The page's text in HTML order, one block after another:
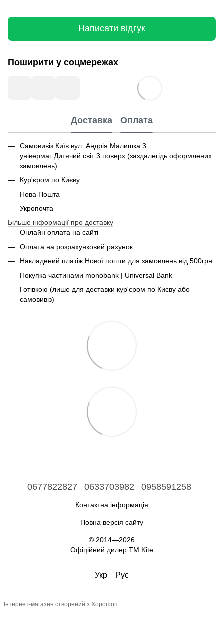
Написати відгук
Поширити у соцмережах
Доставка Оплата
Самовивіз Київ вул. Андрія Малишка 3
універмаг Дитячий світ 3 поверх (заздалегідь оформлених
замовлень)
Кур'єром по Києву
Нова Пошта
Укропочта
Більше інформації про доставку
Онлайн оплата на сайті
Оплата на розрахунковий рахунок
Накладений платіж Нової пошти для замовлень від 500грн
Покупка частинами monobank | Universal Bank
Готівкою (лише для доставки кур'єром по Києву або
самовивіз)
0677822827 0633703982 0958591258
Контактна інформація
Повна версія сайту
© 2014—2026
Офіційний дилер ТМ Kite
Укр Рус
Інтернет-магазин створений з Хорошоп